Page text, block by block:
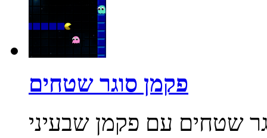
פקמן סוגר שטחים